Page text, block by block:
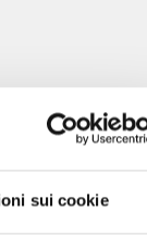
sui cookie